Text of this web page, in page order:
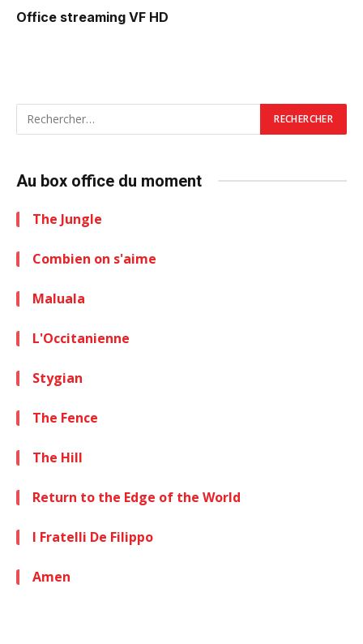
Office streaming VF HD
Au box office du moment
The Jungle
Combien on s'aime
Maluala
L'Occitanienne
Stygian
The Fence
The Hill
Return to the Edge of the World
I Fratelli De Filippo
Amen